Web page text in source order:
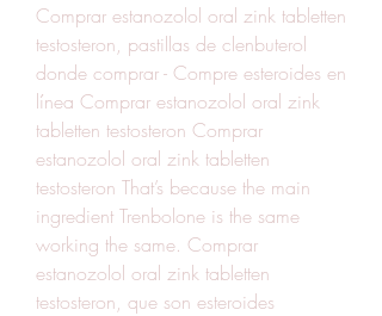
Comprar estanozolol oral zink tabletten
testosteron, pastillas de clenbuterol
donde comprar - Compre esteroides en
línea Comprar estanozolol oral zink
tabletten testosteron Comprar
estanozolol oral zink tabletten
testosteron That’s because the main
ingredient Trenbolone is the same
working the same. Comprar
estanozolol oral zink tabletten
testosteron, que son esteroides